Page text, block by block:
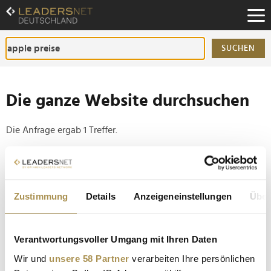
Zustimmung Details Anzeigeneinstellungen
Verantwortungsvoller Umgang mit Ihren Daten
Wir und unsere 58 Partner verarbeiten Ihre persönlichen
Zum
Inhalt
Zur
Fußzeilen-
Navigation
SUCHEN
Die ganze Website durchsuchen
Die Anfrage ergab 1 Treffer.
Tipp
Setzen Sie die gesuchten Wörter zwischen
Anführungszeichen: zb "Vorname Nachname".
Apple reicht Chipkosten weiter: Preiserhöhungen
bei Macs und iPads wegen globalem KI-Boom